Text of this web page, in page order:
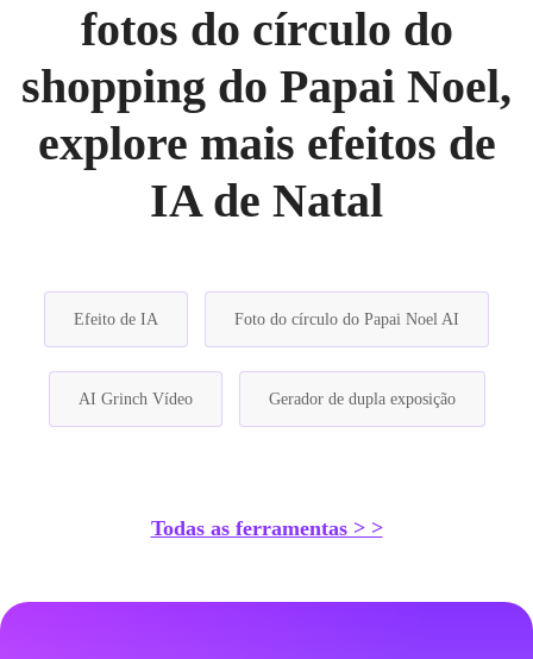
fotos do círculo do
shopping do Papai Noel,
explore mais efeitos de
IA de Natal
Efeito de IA Foto do círculo do Papai Noel AI
AI Grinch Vídeo Gerador de dupla exposição
Todas as ferramentas > >